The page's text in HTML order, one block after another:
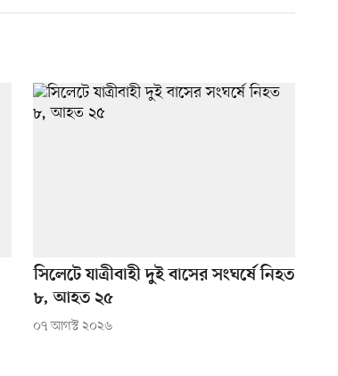
সিলেটে যাত্রীবাহী দুই বাসের সংঘর্ষে নিহত
৮, আহত ২৫
০৭ আগস্ট ২০২৬